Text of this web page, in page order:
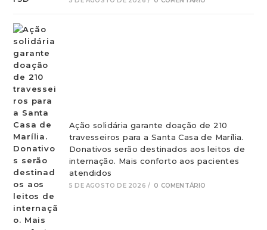
Ação solidária garante doação de 210
travesseiros para a Santa Casa de Marília.
Donativos serão destinados aos leitos de
internação. Mais conforto aos pacientes
atendidos
5 DE AGOSTO DE 2026 / 0 COMENTÁRIO